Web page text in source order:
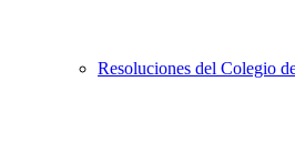
Resoluciones del Colegio